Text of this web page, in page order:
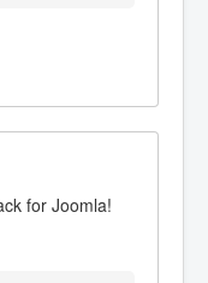
for Joomla!